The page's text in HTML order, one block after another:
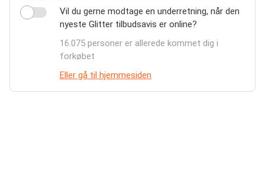
Vil du gerne modtage en underretning, når den
nyeste Glitter tilbudsavis er online?
16.075 personer er allerede kommet dig i
forkøbet
Eller gå til hjemmesiden